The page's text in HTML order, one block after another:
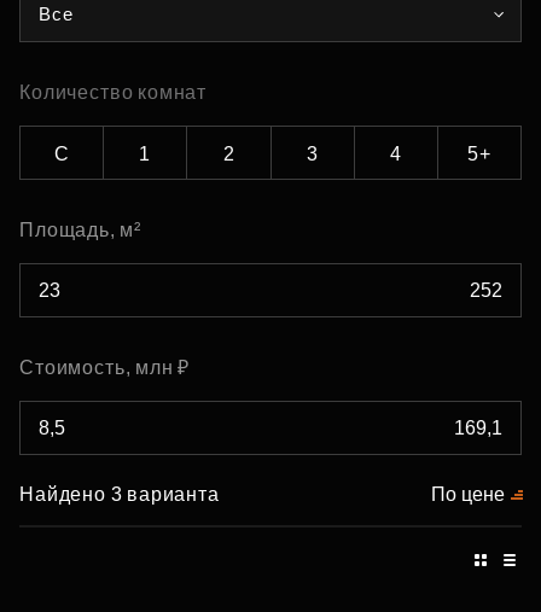
Все
Количество комнат
С 1 2 3 4 5+
Площадь, м²
Стоимость, млн ₽
Найдено 3 варианта По цене